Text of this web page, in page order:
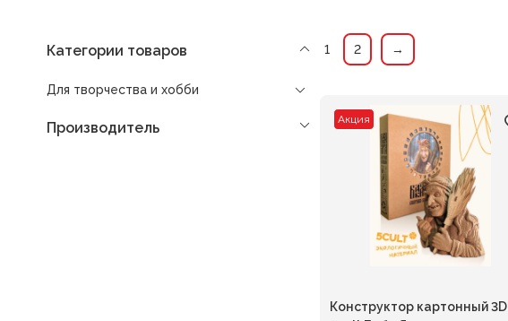
Категории товаров
Для творчества и хобби
Производитель
1 2 →
Акция
Конструктор картонный 3D